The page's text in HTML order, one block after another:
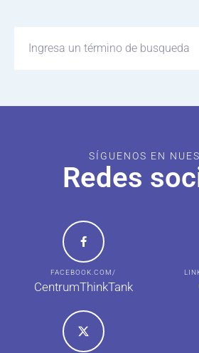
SÍGUENOS EN
Redes
FACEBOOK.COM/
CentrumThinkTank